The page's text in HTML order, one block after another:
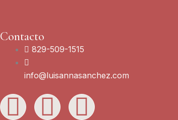
Contacto
829-509-1515
info@luisannasanchez.com
L
I
Y